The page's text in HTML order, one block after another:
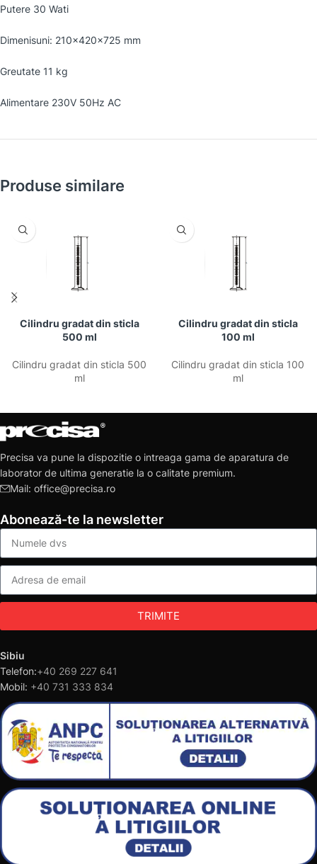
Putere 30 Wati
Dimenisuni: 210x420x725 mm
Greutate 11 kg
Alimentare 230V 50Hz AC
Produse similare
Cilindru gradat din sticla
500 ml
Cilindru gradat din sticla 500
ml
Cilindru gradat din sticla
100 ml
Cilindru gradat din sticla 100
ml
Precisa va pune la dispozitie o intreaga gama de aparatura de
laborator de ultima generatie la o calitate premium.
Mail: office@precisa.ro
Abonează-te la newsletter
TRIMITE
Sibiu
Telefon:+40 269 227 641
Mobil: +40 731 333 834